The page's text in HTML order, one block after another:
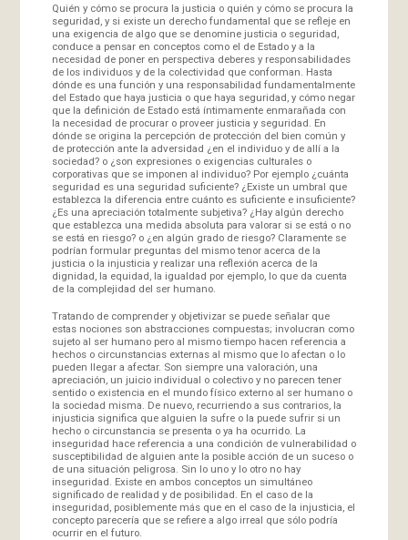
Quién y cómo se procura la justicia o quién y cómo se procura la
seguridad, y si existe un derecho fundamental que se refleje en
una exigencia de algo que se denomine justicia o seguridad,
conduce a pensar en conceptos como el de Estado y a la
necesidad de poner en perspectiva deberes y responsabilidades
de los individuos y de la colectividad que conforman. Hasta
dónde es una función y una responsabilidad fundamentalmente
del Estado que haya justicia o que haya seguridad, y cómo negar
que la definición de Estado está íntimamente enmarañada con
la necesidad de procurar o proveer justicia y seguridad. En
dónde se origina la percepción de protección del bien común y
de protección ante la adversidad ¿en el individuo y de allí a la
sociedad? o ¿son expresiones o exigencias culturales o
corporativas que se imponen al individuo? Por ejemplo ¿cuánta
seguridad es una seguridad suficiente? ¿Existe un umbral que
establezca la diferencia entre cuánto es suficiente e insuficiente?
¿Es una apreciación totalmente subjetiva? ¿Hay algún derecho
que establezca una medida absoluta para valorar si se está o no
se está en riesgo? o ¿en algún grado de riesgo? Claramente se
podrían formular preguntas del mismo tenor acerca de la
justicia o la injusticia y realizar una reflexión acerca de la
dignidad, la equidad, la igualdad por ejemplo, lo que da cuenta
de la complejidad del ser humano.
Tratando de comprender y objetivizar se puede señalar que
estas nociones son abstracciones compuestas; involucran como
sujeto al ser humano pero al mismo tiempo hacen referencia a
hechos o circunstancias externas al mismo que lo afectan o lo
pueden llegar a afectar. Son siempre una valoración, una
apreciación, un juicio individual o colectivo y no parecen tener
sentido o existencia en el mundo físico externo al ser humano o
la sociedad misma. De nuevo, recurriendo a sus contrarios, la
injusticia significa que alguien la sufre o la puede sufrir si un
hecho o circunstancia se presenta o ya ha ocurrido. La
inseguridad hace referencia a una condición de vulnerabilidad o
susceptibilidad de alguien ante la posible acción de un suceso o
de una situación peligrosa. Sin lo uno y lo otro no hay
inseguridad. Existe en ambos conceptos un simultáneo
significado de realidad y de posibilidad. En el caso de la
inseguridad, posiblemente más que en el caso de la injusticia, el
concepto parecería que se refiere a algo irreal que sólo podría
ocurrir en el futuro.